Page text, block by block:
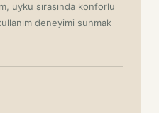
uyku sırasında konforlu
deneyimi sunmak